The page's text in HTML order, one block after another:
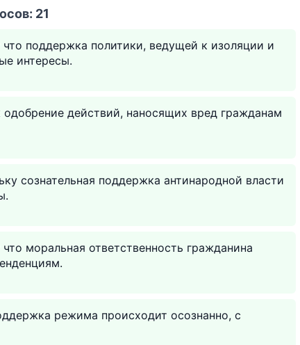
21
поддержка политики, ведущей к изоляции и
интересы.
действий, наносящих вред гражданам
сознательная поддержка антинародной власти
моральная ответственность гражданина
режима происходит осознанно, с